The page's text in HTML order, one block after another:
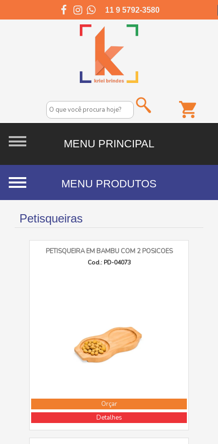
11 9 5792-3580
Petisqueiras
PETISQUEIRA EM BAMBU COM 2 POSICOES
Cod.: PD-04073
Orçar
Detalhes